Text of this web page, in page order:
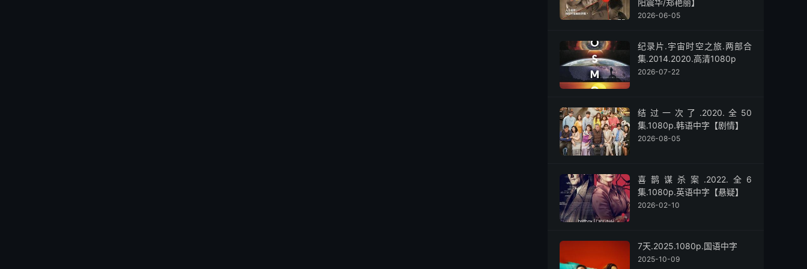
阳震华/郑艳丽】
2026-06-05
纪录片.宇宙时空之旅.两部合
集.2014.2020.高清1080p
2026-07-22
结过一次了.2020.全50
集.1080p.韩语中字【剧情】
2026-08-05
喜鹊谋杀案.2022.全6
集.1080p.英语中字【悬疑】
2026-02-10
7天.2025.1080p.国语中字
2025-10-09